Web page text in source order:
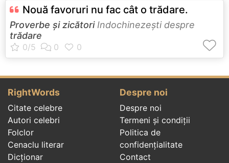
Nouă favoruri nu fac cât o trădare.
Proverbe și zicătoriIndochinezeşti despre
trădare
RightWords
Citate celebre
Autori celebri
Folclor
Cenaclu literar
Dicționar
Despre noi
Despre noi
Termeni și condiții
Politica de
confidenţialitate
Contact